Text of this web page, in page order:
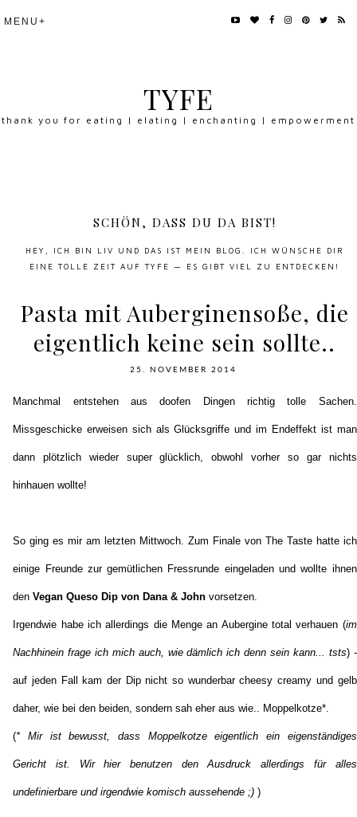
TYFE
thank you for eating | elating | enchanting | empowerment
SCHÖN, DASS DU DA BIST!
HEY, ICH BIN LIV UND DAS IST MEIN BLOG. ICH WÜNSCHE DIR
EINE TOLLE ZEIT AUF TYFE — ES GIBT VIEL ZU ENTDECKEN!
Pasta mit Auberginensoße, die
eigentlich keine sein sollte..
25. NOVEMBER 2014
Manchmal entstehen aus doofen Dingen richtig tolle Sachen.
Missgeschicke erweisen sich als Glücksgriffe und im Endeffekt ist man
dann plötzlich wieder super glücklich, obwohl vorher so gar nichts
hinhauen wollte!
So ging es mir am letzten Mittwoch. Zum Finale von The Taste hatte ich
einige Freunde zur gemütlichen Fressrunde eingeladen und wollte ihnen
denVegan Queso Dip von Dana & John vorsetzen.
Irgendwie habe ich allerdings die Menge an Aubergine total verhauen (im
Nachhinein frage ich mich auch, wie dämlich ich denn sein kann... tsts) -
auf jeden Fall kam der Dip nicht so wunderbar cheesy creamy und gelb
daher, wie bei den beiden, sondern sah eher aus wie.. Moppelkotze*.
(* Mir ist bewusst, dass Moppelkotze eigentlich ein eigenständiges
Gericht ist. Wir hier benutzen den Ausdruck allerdings für alles
undefinierbare und irgendwie komisch aussehende ;))